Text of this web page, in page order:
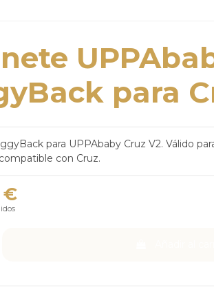
para
para UPPAbaby Cruz V2. Válido
con Cruz.
€